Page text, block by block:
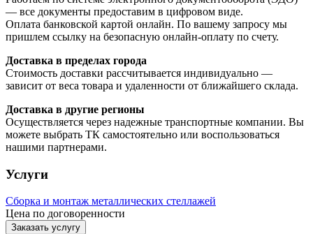
— все документы предоставим в цифровом виде.
Оплата банковской картой онлайн. По вашему запросу мы
пришлем ссылку на безопасную онлайн-оплату по счету.
Доставка в пределах города
Стоимость доставки рассчитывается индивидуально —
зависит от веса товара и удаленности от ближайшего склада.
Доставка в другие регионы
Осуществляется через надежные транспортные компании. Вы
можете выбрать ТК самостоятельно или воспользоваться
нашими партнерами.
Услуги
Сборка и монтаж металлических стеллажей
Цена по договоренности
Заказать услугу